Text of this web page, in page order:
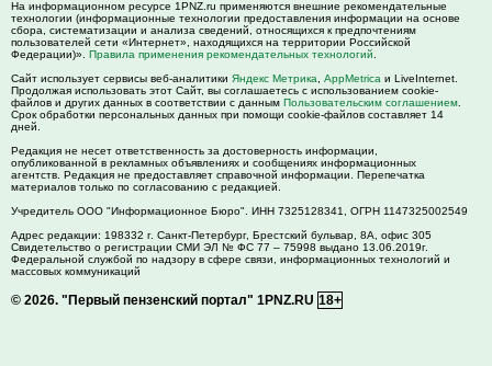
На информационном ресурсе 1PNZ.ru применяются внешние рекомендательные
технологии (информационные технологии предоставления информации на основе
сбора, систематизации и анализа сведений, относящихся к предпочтениям
пользователей сети «Интернет», находящихся на территории Российской
Федерации)». Правила применения рекомендательных технологий
Сайт использует сервисы веб-аналитики Яндекс Метрика AppMetrica и LiveInternet.
Продолжая использовать этот Сайт, вы соглашаетесь с использованием cookie-
файлов и других данных в соответствии с данным Пользовательским соглашением
Срок обработки персональных данных при помощи cookie-файлов составляет 14
дней.
Редакция не несет ответственность за достоверность информации,
опубликованной в рекламных объявлениях и сообщениях информационных
агентств. Редакция не предоставляет справочной информации. Перепечатка
материалов только по согласованию с редакцией.
Учредитель ООО "Информационное Бюро". ИНН 7325128341, ОГРН 1147325002549
Адрес редакции: 198332 г. Санкт-Петербург, Брестский бульвар, 8А, офис 305
Свидетельство о регистрации СМИ ЭЛ № ФС 77 – 75998 выдано 13.06.2019г.
Федеральной службой по надзору в сфере связи, информационных технологий и
массовых коммуникаций
© 2026. "Первый пензенский портал" 1PNZ.RU 18+